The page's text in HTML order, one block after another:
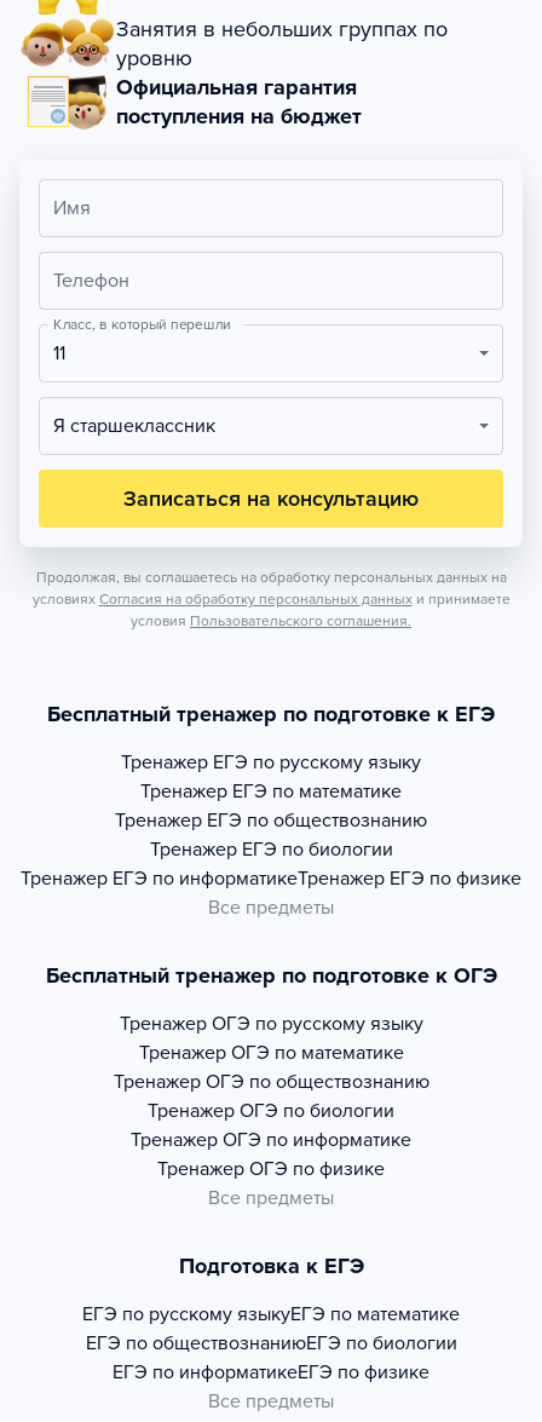
Занятия в небольших группах по
уровню
Официальная гарантия
поступления на бюджет
Имя
Телефон
Класс, в который перешли
11
Я старшеклассник
Записаться на консультацию
Продолжая, вы соглашаетесь на обработку персональных данных на
условиях Согласия на обработку персональных данных и принимаете
условия Пользовательского соглашения.
Бесплатный тренажер по подготовке к ЕГЭ
Тренажер ЕГЭ по русскому языку
Тренажер ЕГЭ по математике
Тренажер ЕГЭ по обществознанию
Тренажер ЕГЭ по биологии
Тренажер ЕГЭ по информатикеТренажер ЕГЭ по физике
Все предметы
Бесплатный тренажер по подготовке к ОГЭ
Тренажер ОГЭ по русскому языку
Тренажер ОГЭ по математике
Тренажер ОГЭ по обществознанию
Тренажер ОГЭ по биологии
Тренажер ОГЭ по информатике
Тренажер ОГЭ по физике
Все предметы
Подготовка к ЕГЭ
ЕГЭ по русскому языкуЕГЭ по математике
ЕГЭ по обществознаниюЕГЭ по биологии
ЕГЭ по информатикеЕГЭ по физике
Все предметы